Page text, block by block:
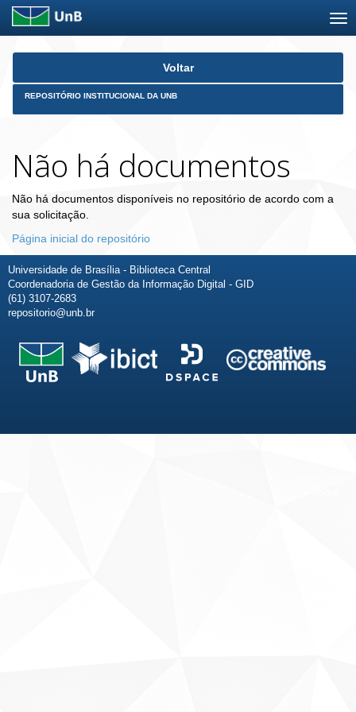
Skip
Voltar
REPOSITÓRIO INSTITUCIONAL DA UNB
Não há documentos
Não há documentos disponíveis no repositório de acordo com a
sua solicitação.
Página inicial do repositório
Universidade de Brasília - Biblioteca Central
Coordenadoria de Gestão da Informação Digital - GID
(61) 3107-2683
repositorio@unb.br